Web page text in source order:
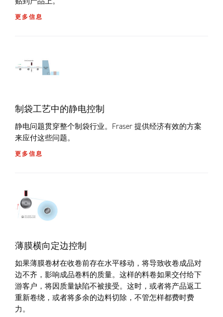
更多信息
制袋工艺中的静电控制
静电问题贯穿整个制袋行业。Fraser 提供经济有效的方案
来应付这些问题。
更多信息
薄膜横向定边控制
如果薄膜卷材在收卷前存在水平移动，将导致收卷成品对
边不齐，影响成品卷料的质量。这样的料卷如果交付给下
游客户，将因质量缺陷不被接受。这时，或者将产品返工
重新卷绕，或者将多余的边料切除，不管怎样都费时费
力。